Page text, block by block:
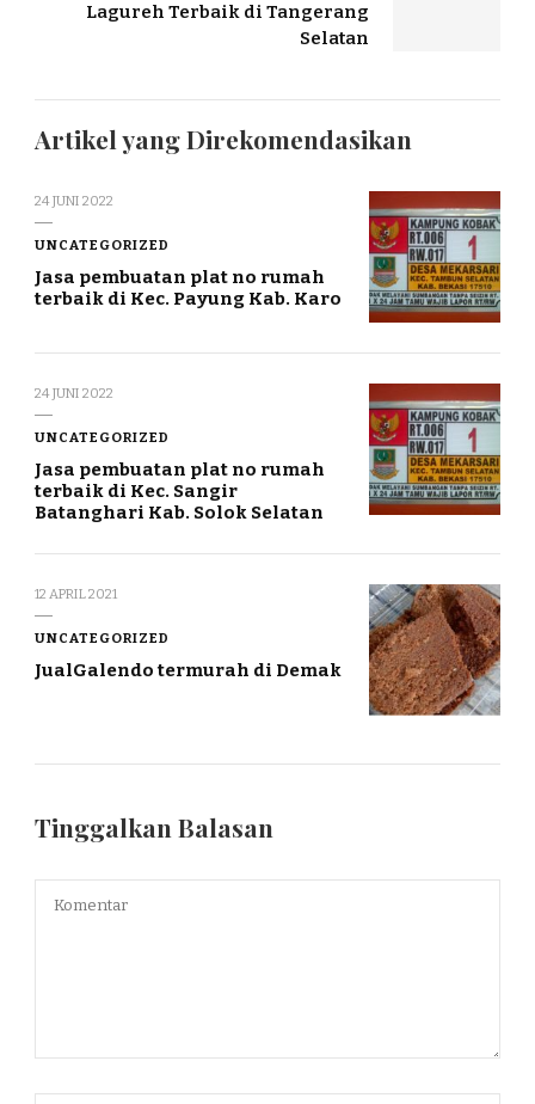
Lagureh Terbaik di Tangerang
Selatan
Artikel yang Direkomendasikan
24 JUNI 2022
UNCATEGORIZED
Jasa pembuatan plat no rumah
terbaik di Kec. Payung Kab. Karo
24 JUNI 2022
UNCATEGORIZED
Jasa pembuatan plat no rumah
terbaik di Kec. Sangir
Batanghari Kab. Solok Selatan
12 APRIL 2021
UNCATEGORIZED
JualGalendo termurah di Demak
Tinggalkan Balasan